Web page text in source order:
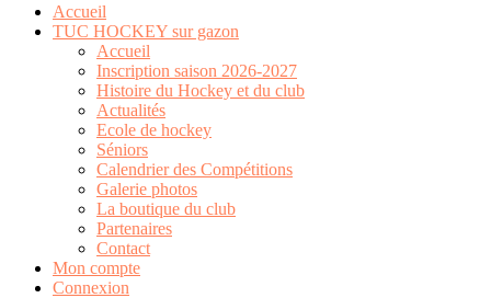
Accueil
TUC HOCKEY sur gazon
Accueil
Inscription saison 2026-2027
Histoire du Hockey et du club
Actualités
Ecole de hockey
Séniors
Calendrier des Compétitions
Galerie photos
La boutique du club
Partenaires
Contact
Mon compte
Connexion